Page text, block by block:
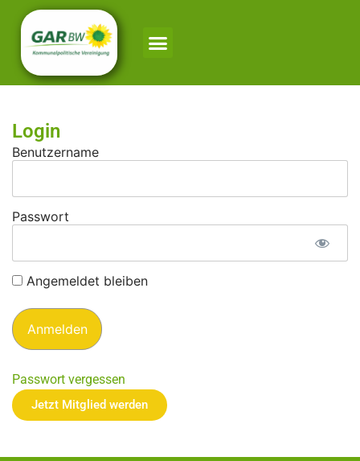
Login
Benutzername
Passwort
Angemeldet bleiben
Passwort vergessen
Jetzt Mitglied werden